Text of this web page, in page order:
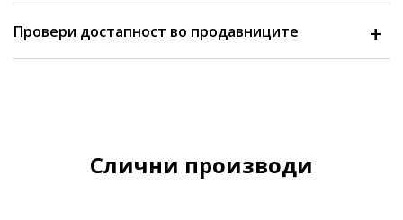
Провери достапност во продавниците
Слични производи